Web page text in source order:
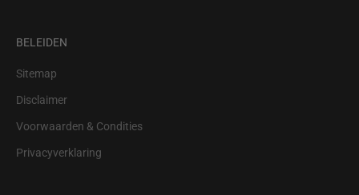
BELEIDEN
Sitemap
Disclaimer
Voorwaarden & Condities
Privacyverklaring